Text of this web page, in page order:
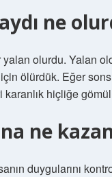
ne
olurdu. Yalan
ölürdük. Eğer
hiçliğe
ne
duygularını